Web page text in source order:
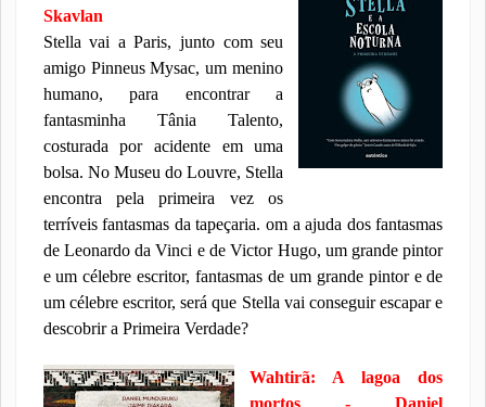
Skavlan
Stella vai a Paris, junto com seu
amigo Pinneus Mysac, um menino
humano, para encontrar a
fantasminha Tânia Talento,
costurada por acidente em uma
bolsa. No Museu do Louvre, Stella
encontra pela primeira vez os
terríveis fantasmas da tapeçaria. om a ajuda dos fantasmas
de Leonardo da Vinci e de Victor Hugo, um grande pintor
e um célebre escritor, fantasmas de um grande pintor e de
um célebre escritor, será que Stella vai conseguir escapar e
descobrir a Primeira Verdade?
Wahtirã: A lagoa dos
mortos - Daniel